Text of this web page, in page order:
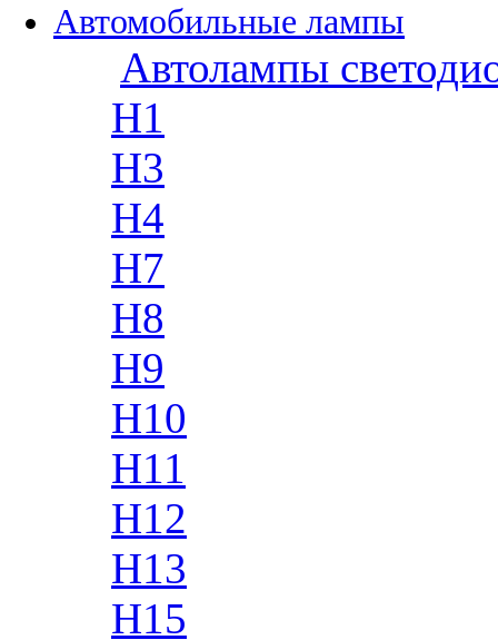
Автомобильные лампы
Автолампы
H1
H3
H4
H7
H8
H9
H10
H11
H12
H13
H15